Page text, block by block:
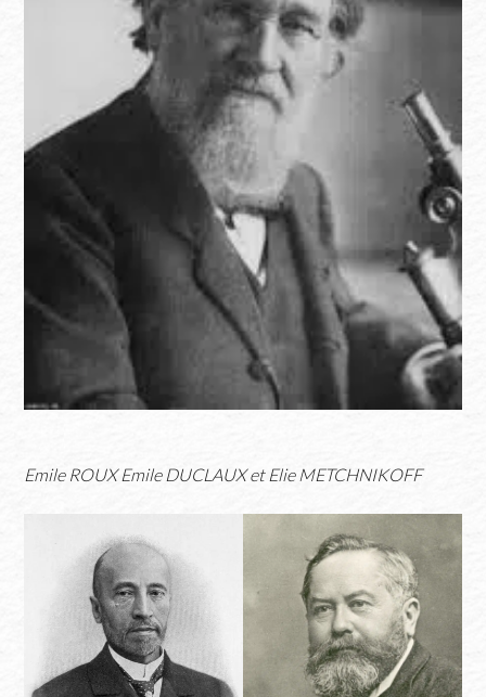
Emile ROUXEmile DUCLAUX et Elie METCHNIKOFF